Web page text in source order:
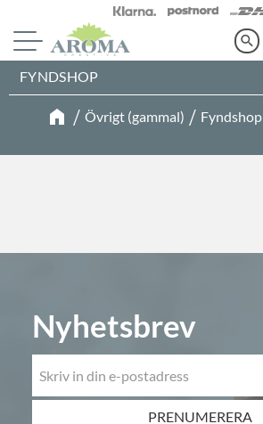
Meny search
FYNDSHOP
Övrigt (gammal) Fyndshop
Nyhetsbrev
PRENUMERERA